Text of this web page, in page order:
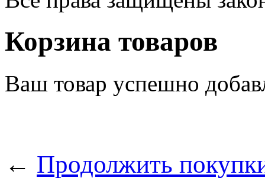
Корзина товаров
Ваш товар успешно
← Продолжить